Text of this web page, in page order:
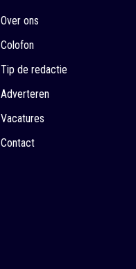
Over ons
Colofon
Tip de redactie
Adverteren
Vacatures
Contact